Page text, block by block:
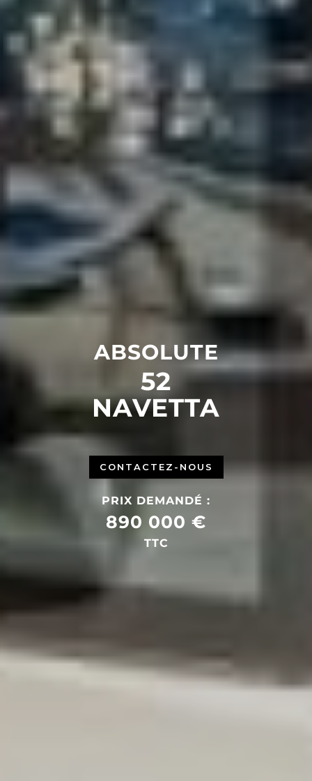
ABSOLUTE
52
NAVETTA
CONTACTEZ-NOUS
PRIX DEMANDÉ :
890 000 €
TTC